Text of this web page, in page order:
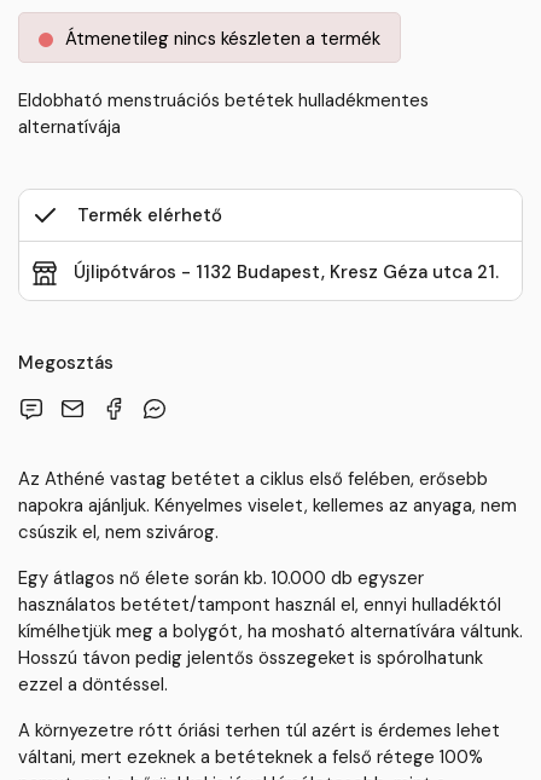
Átmenetileg nincs készleten a termék
Eldobható menstruációs betétek hulladékmentes
alternatívája
Termék elérhető
Újlipótváros - 1132 Budapest, Kresz Géza utca 21.
Megosztás
Az Athéné vastag betétet a ciklus első felében, erősebb
napokra ajánljuk. Kényelmes viselet, kellemes az anyaga, nem
csúszik el, nem szivárog.
Egy átlagos nő élete során kb. 10.000 db egyszer
használatos betétet/tampont használ el, ennyi hulladéktól
kímélhetjük meg a bolygót, ha mosható alternatívára váltunk.
Hosszú távon pedig jelentős összegeket is spórolhatunk
ezzel a döntéssel.
A környezetre rótt óriási terhen túl azért is érdemes lehet
váltani, mert ezeknek a betéteknek a felső rétege 100%